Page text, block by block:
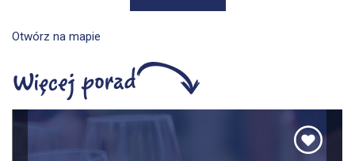
Otwórz na mapie